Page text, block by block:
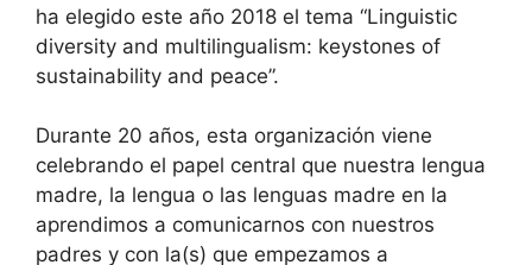
ha elegido este año 2018 el tema “Linguistic
diversity and multilingualism: keystones of
sustainability and peace”.
Durante 20 años, esta organización viene
celebrando el papel central que nuestra lengua
madre, la lengua o las lenguas madre en la
aprendimos a comunicarnos con nuestros
padres y con la(s) que empezamos a